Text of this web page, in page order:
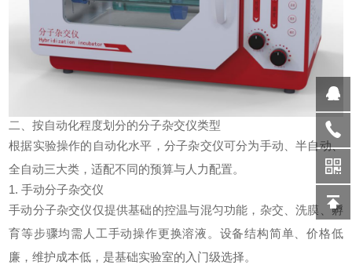
二、按自动化程度划分的分子杂交仪类型
根据实验操作的自动化水平，分子杂交仪可分为手动、半自动、
全自动三大类，适配不同的预算与人力配置。
1. 手动分子杂交仪
手动分子杂交仪仅提供基础的控温与混匀功能，杂交、洗膜、孵
育等步骤均需人工手动操作更换溶液。设备结构简单、价格低
廉，维护成本低，是基础实验室的入门级选择。